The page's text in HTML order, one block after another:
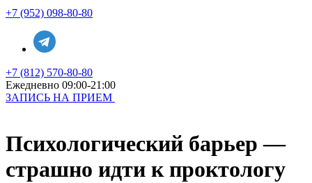
+7 (952) 098-80-80
+7 (812) 570-80-80
Ежедневно 09:00-21:00
ЗАПИСЬ НА ПРИЕМ
Психологический барьер —
страшно идти к проктологу